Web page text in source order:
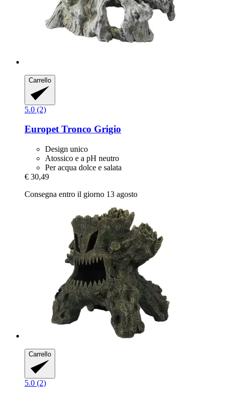
Carrello
5.0 (2)
EuropetTronco Grigio
Design unico
Atossico e a pH neutro
Per acqua dolce e salata
€ 30,49
Consegna entro il giorno 13 agosto
Carrello
5.0 (2)